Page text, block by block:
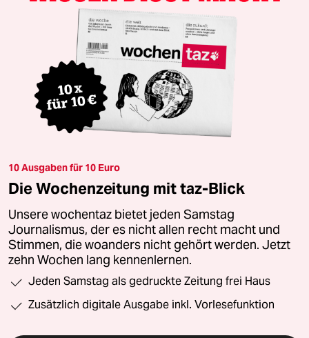
10 Ausgaben für 10 Euro
Die Wochenzeitung mit taz-Blick
Unsere wochentaz bietet jeden Samstag
Journalismus, der es nicht allen recht macht und
Stimmen, die woanders nicht gehört werden. Jetzt
zehn Wochen lang kennenlernen.
Jeden Samstag als gedruckte Zeitung frei Haus
Zusätzlich digitale Ausgabe inkl. Vorlesefunktion